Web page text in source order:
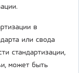
в
или свода
стандартизации,
может быть